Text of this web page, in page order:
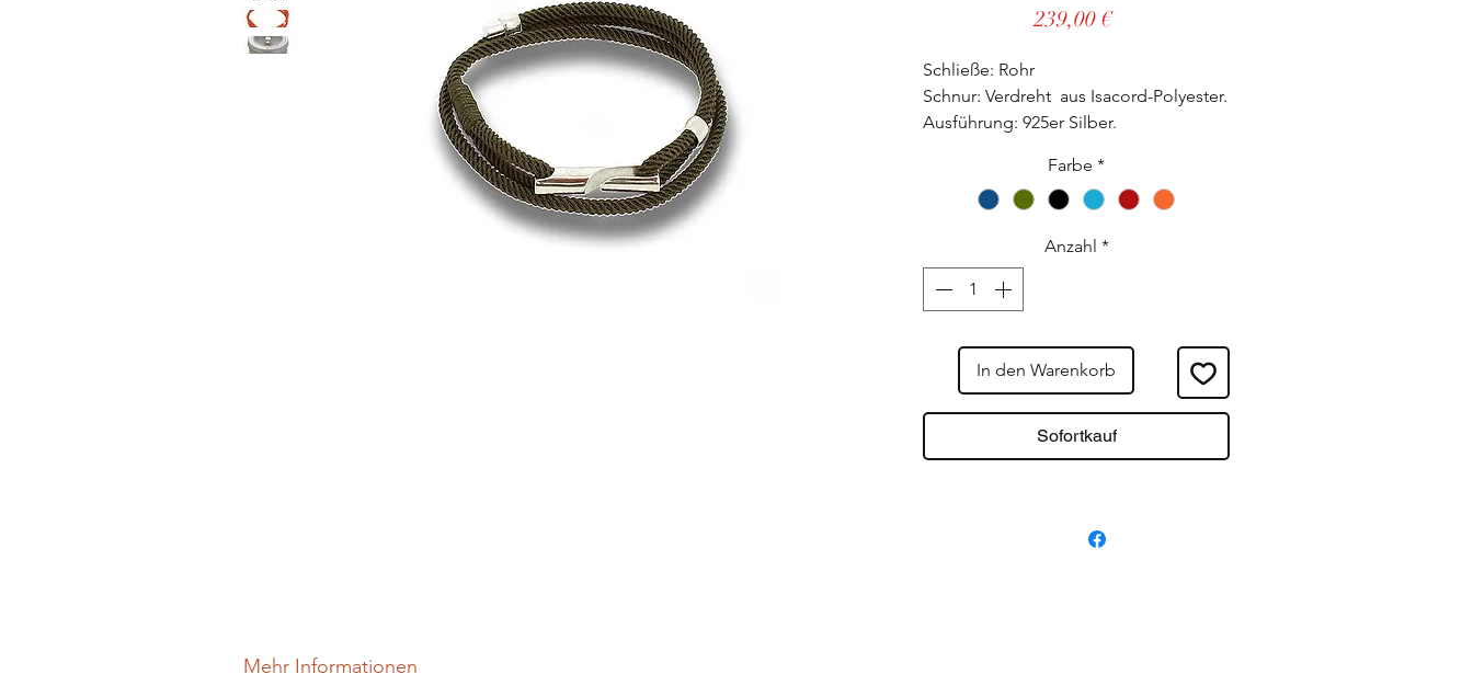
239,00 €Preis
Schließe: Rohr
Schnur: Verdreht aus Isacord-Polyester.
Ausführung: 925er Silber.
Handgelenken an, auch den stärksten.
Farbe *
Anzahl *
In den Warenkorb
Sofortkauf
Mehr Informationen